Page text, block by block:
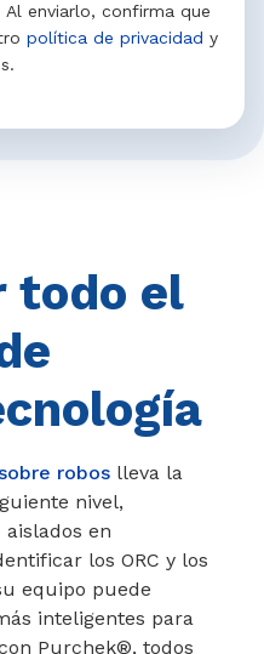
enviarlo, confirma que
política de privacidad y
todo el
robos lleva la
nivel,
en
los ORC y los
equipo puede
inteligentes para
Purchek®, todos